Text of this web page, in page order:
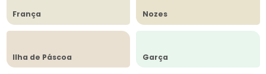
França Nozes
Ilha de Páscoa Garça